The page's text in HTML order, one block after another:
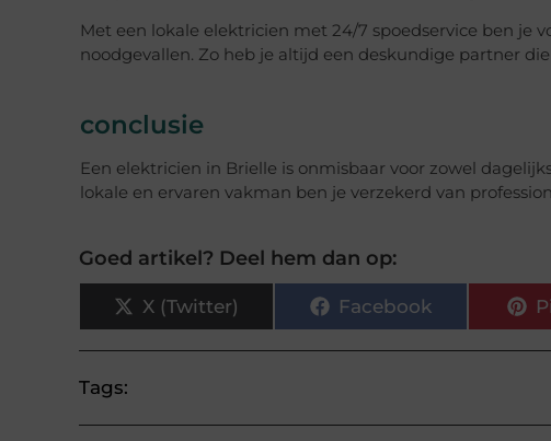
Met een lokale elektricien met 24/7 spoedservice ben je
noodgevallen. Zo heb je altijd een deskundige partner
conclusie
Een elektricien in Brielle is onmisbaar voor zowel
lokale en ervaren vakman ben je verzekerd van
Goed artikel? Deel hem dan op:
X (Twitter) Facebook
Tags: